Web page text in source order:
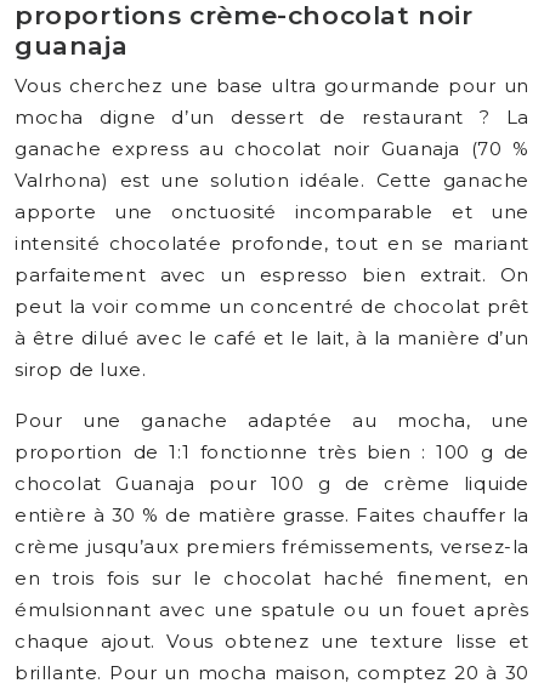
proportions crème-chocolat noir
guanaja
Vous cherchez une base ultra gourmande pour un
mocha digne d’un dessert de restaurant ? La
ganache express au chocolat noir Guanaja (70 %
Valrhona) est une solution idéale. Cette ganache
apporte une onctuosité incomparable et une
intensité chocolatée profonde, tout en se mariant
parfaitement avec un espresso bien extrait. On
peut la voir comme un concentré de chocolat prêt
à être dilué avec le café et le lait, à la manière d’un
sirop de luxe.
Pour une ganache adaptée au mocha, une
proportion de 1:1 fonctionne très bien : 100 g de
chocolat Guanaja pour 100 g de crème liquide
entière à 30 % de matière grasse. Faites chauffer la
crème jusqu’aux premiers frémissements, versez-la
en trois fois sur le chocolat haché finement, en
émulsionnant avec une spatule ou un fouet après
chaque ajout. Vous obtenez une texture lisse et
brillante. Pour un mocha maison, comptez 20 à 30